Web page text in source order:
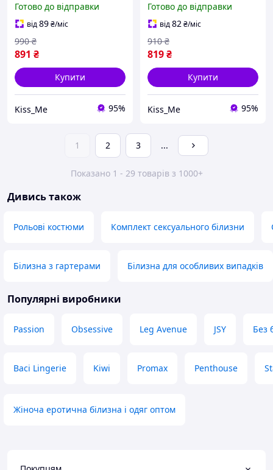
Набір Нижньої Білизни
Трусики Корсет Панчохи
та Рукавички
Готово до відправки
від89₴/міс
891 ₴
990 ₴
Купити
Kiss_Me 95%
Пояс з Гартерами
Мереживний Еротичний
Комплект для Дівчини XL
Готово до відправки
від82₴/міс
819₴
910 ₴
Купити
Kiss_Me 95%
1 2 3 ...
Показано 1 - 29 товарів з 1000+
Дивись також
Рольові костюми Комплект сексуального білизни
Білизна з гартерами Білизна для особливих випадків
Популярні виробники
Passion Obsessive Leg Avenue JSY Без
Baci Lingerie Kiwi Promax Penthouse
Жіноча еротична білизна і одяг оптом